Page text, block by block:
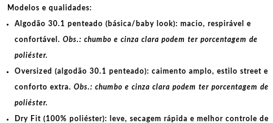
Modelos e qualidades:
Algodão 30.1 penteado (básica/baby look): macio, respirável e
confortável. Obs.: chumbo e cinza clara podem ter porcentagem de
poliéster.
Oversized (algodão 30.1 penteado): caimento amplo, estilo street e
conforto extra. Obs.: chumbo e cinza clara podem ter porcentagem de
poliéster.
Dry Fit (100% poliéster): leve, secagem rápida e melhor controle de